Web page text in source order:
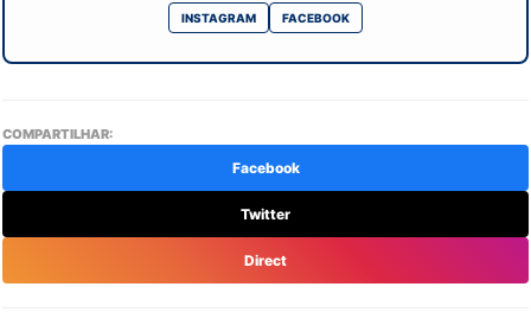
INSTAGRAM FACEBOOK
COMPARTILHAR:
Facebook
Twitter
Direct